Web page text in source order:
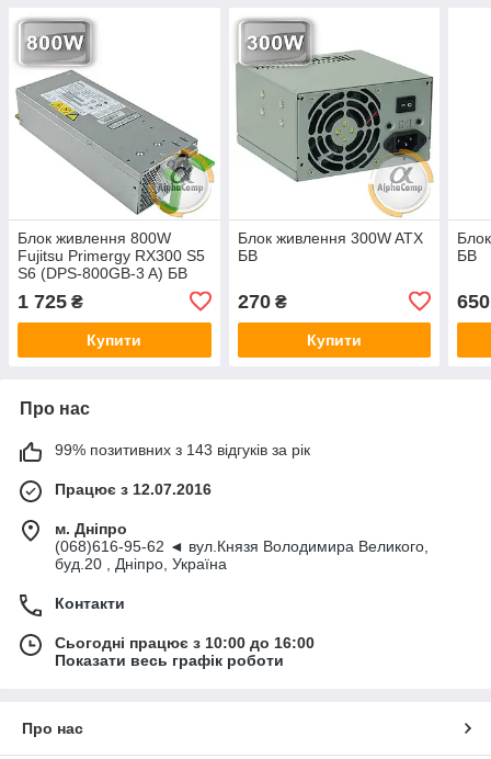
Блок живлення 800W
Fujitsu Primergy RX300 S5
S6 (DPS-800GB-3 A) БВ
1 725 ₴
Купити
Блок живлення 300W ATX
БВ
270₴
Купити
БВ
650
Про нас
99% позитивних з 143 відгуків за рік
Працює з 12.07.2016
м. Дніпро
(068)616-95-62 ◄ вул.Князя Володимира Великого,
буд.20 , Дніпро, Україна
Контакти
Сьогодні працює з 10:00 до 16:00
Показати весь графік роботи
Про нас